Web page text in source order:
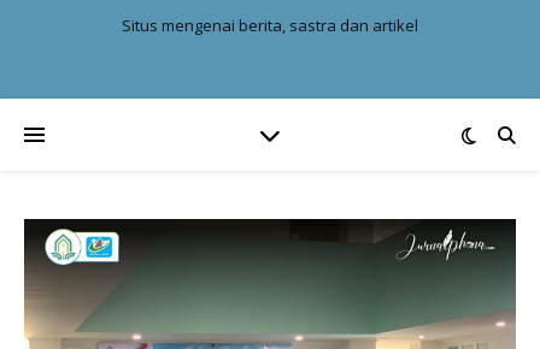
Situs mengenai berita, sastra dan artikel